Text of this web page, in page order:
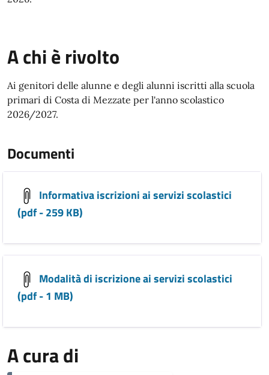
A chi è rivolto
Ai genitori delle alunne e degli alunni iscritti alla scuola
primari di Costa di Mezzate per l'anno scolastico
2026/2027.
Documenti
Informativa iscrizioni ai servizi scolastici
(pdf - 259 KB)
Modalità di iscrizione ai servizi scolastici
(pdf - 1 MB)
A cura di